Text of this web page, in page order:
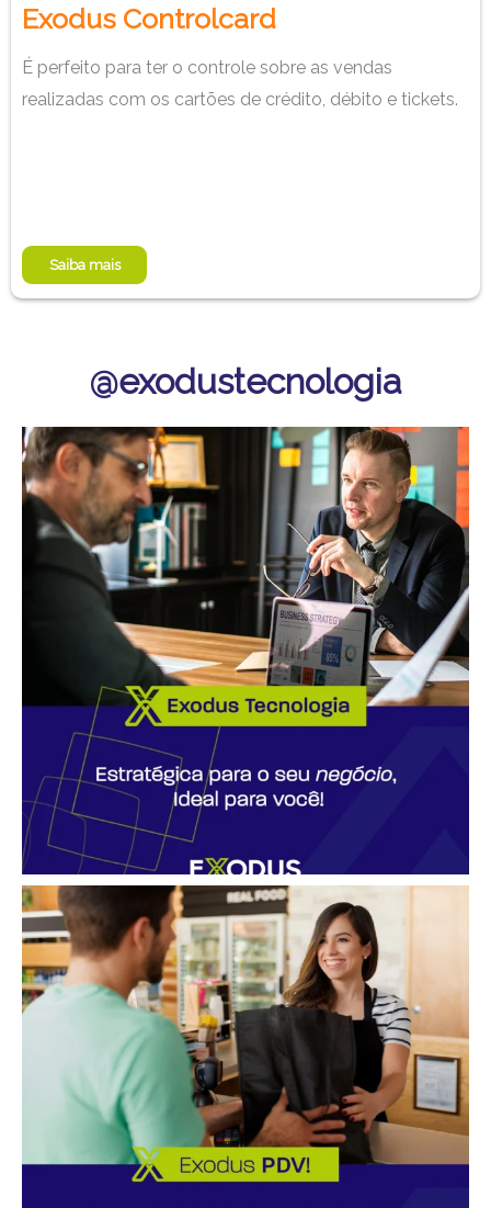
Exodus Controlcard
É perfeito para ter o controle sobre as vendas
realizadas com os cartões de crédito, débito e tickets.
Saiba mais
@exodustecnologia